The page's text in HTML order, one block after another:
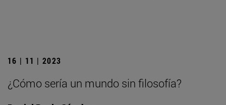
16 | 11 | 2023
¿Cómo sería un mundo sin filosofía?